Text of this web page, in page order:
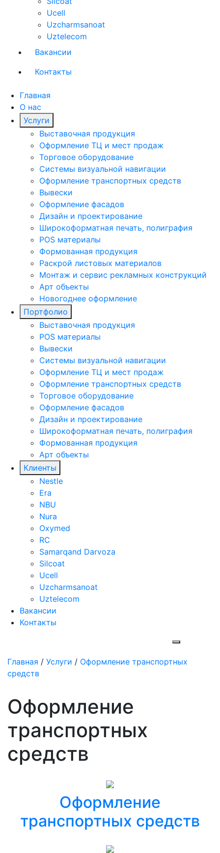
Ucell
Uzcharmsanoat
Uztelecom
Вакансии
Контакты
Главная
О нас
Услуги
Выставочная продукция
Оформление ТЦ и мест продаж
Торговое оборудование
Системы визуальной навигации
Оформление транспортных средств
Вывески
Оформление фасадов
Дизайн и проектирование
Широкоформатная печать, полиграфия
POS материалы
Формованная продукция
Раскрой листовых материалов
Монтаж и сервис рекламных конструкций
Арт объекты
Новогоднее оформление
Портфолио
Выставочная продукция
POS материалы
Вывески
Системы визуальной навигации
Оформление ТЦ и мест продаж
Оформление транспортных средств
Торговое оборудование
Оформление фасадов
Дизайн и проектирование
Широкоформатная печать, полиграфия
Формованная продукция
Арт объекты
Клиенты
Nestle
Era
NBU
Nura
Oxymed
RC
Samarqand Darvoza
Silcoat
Ucell
Uzcharmsanoat
Uztelecom
Вакансии
Контакты
Главная / Услуги / Оформление транспортных
средств
Оформление
транспортных
средств
Оформление
транспортных средств